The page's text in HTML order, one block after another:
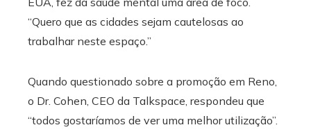
“Quero que as cidades sejam cautelosas ao
trabalhar neste espaço.”
Quando questionado sobre a promoção em Reno,
o Dr. Cohen, CEO da Talkspace, respondeu que
“todos gostaríamos de ver uma melhor utilização”.